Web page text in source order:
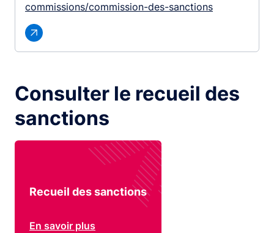
commissions/commission-des-sanctions
Consulter le recueil des
sanctions
Recueil des sanctions
En savoir plus